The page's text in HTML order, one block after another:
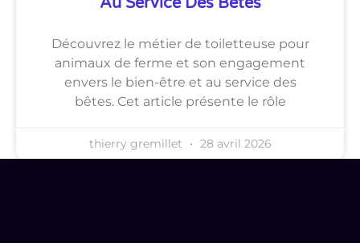
Découvrez le métier de toiletteuse pour
animaux de ferme et son engagement
envers le bien-être et au service des
bêtes. Cet article présente le rôle
thierry gremillet 28 avril 2026